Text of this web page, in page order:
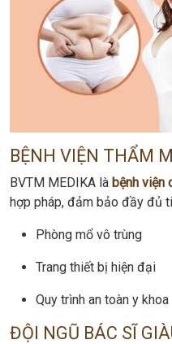
BỆNH VIỆN THẨM
BVTM MEDIKA là bệnh viện
hợp pháp, đảm bảo đầy đủ
Phòng mổ vô trùng
Trang thiết bị hiện đại
Quy trình an toàn y khoa
ĐỘI NGŨ BÁC SĨ